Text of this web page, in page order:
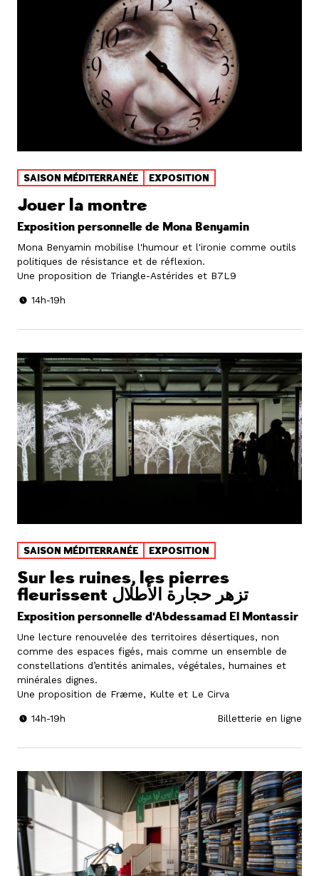
SAISON MÉDITERRANÉE EXPOSITION
Jouer la montre
Exposition personnelle de Mona Benyamin
Mona Benyamin mobilise l'humour et l'ironie comme outils
politiques de résistance et de réflexion.
Une proposition de Triangle-Astérides et B7L9
14h-19h
SAISON MÉDITERRANÉE EXPOSITION
Sur les ruines, les pierres
fleurissent تزهر حجارة الأطلال
Exposition personnelle d'Abdessamad El Montassir
Une lecture renouvelée des territoires désertiques, non
comme des espaces figés, mais comme un ensemble de
constellations d’entités animales, végétales, humaines et
minérales dignes.
Une proposition de Fræme, Kulte et Le Cirva
14h-19h Billetterie en ligne